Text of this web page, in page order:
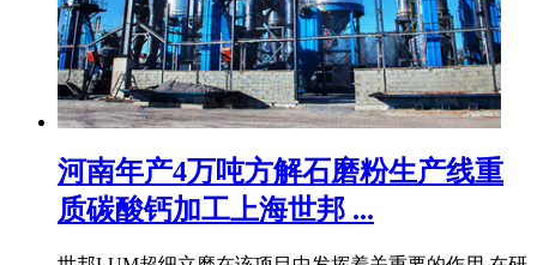
河南年产4万吨方解石磨粉生产线重
质碳酸钙加工上海世邦 ...